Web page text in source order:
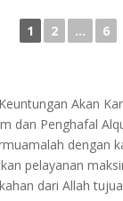
1 2 ... 6
Akan
dan Penghafal
dengan
pelayanan
dari Allah